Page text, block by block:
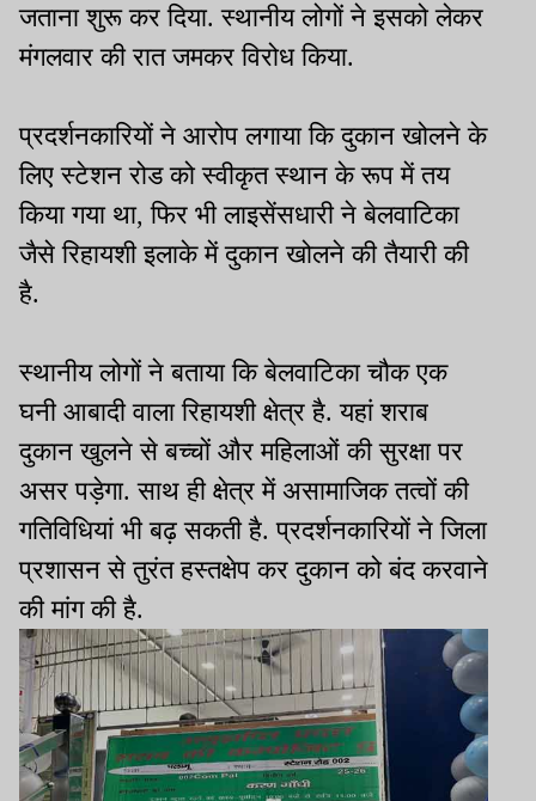
जताना शुरू कर दिया. स्थानीय लोगों ने इसको लेकर
मंगलवार की रात जमकर विरोध किया.
प्रदर्शनकारियों ने आरोप लगाया कि दुकान खोलने के
लिए स्टेशन रोड को स्वीकृत स्थान के रूप में तय
किया गया था, फिर भी लाइसेंसधारी ने बेलवाटिका
जैसे रिहायशी इलाके में दुकान खोलने की तैयारी की
है.
स्थानीय लोगों ने बताया कि बेलवाटिका चौक एक
घनी आबादी वाला रिहायशी क्षेत्र है. यहां शराब
दुकान खुलने से बच्चों और महिलाओं की सुरक्षा पर
असर पड़ेगा. साथ ही क्षेत्र में असामाजिक तत्वों की
गतिविधियां भी बढ़ सकती है. प्रदर्शनकारियों ने जिला
प्रशासन से तुरंत हस्तक्षेप कर दुकान को बंद करवाने
की मांग की है.